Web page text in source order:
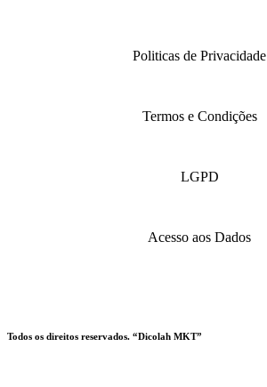
Politicas de Privacidade
Termos e Condições
LGPD
Acesso aos Dados
Todos os direitos reservados. “Dicolah MKT”